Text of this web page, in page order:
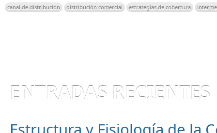
canal de distribución distribución comercial estrategias de cobertura
ENTRADAS RECIENTES